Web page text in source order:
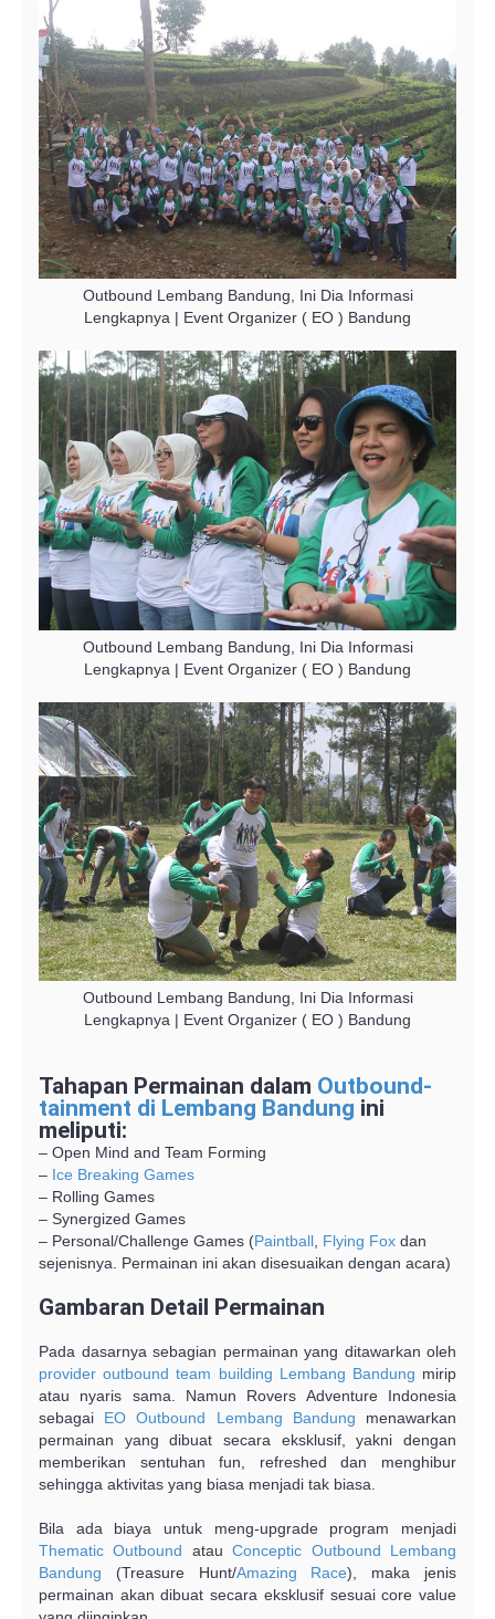
Outbound Lembang Bandung, Ini Dia Informasi
Lengkapnya | Event Organizer ( EO ) Bandung
Outbound Lembang Bandung, Ini Dia Informasi
Lengkapnya | Event Organizer ( EO ) Bandung
Outbound Lembang Bandung, Ini Dia Informasi
Lengkapnya | Event Organizer ( EO ) Bandung
Tahapan Permainan dalam Outbound-
tainment di Lembang Bandung ini
meliputi:
– Open Mind and Team Forming
– Ice Breaking Games
– Rolling Games
– Synergized Games
– Personal/Challenge Games (Paintball Flying Fox dan
sejenisnya. Permainan ini akan disesuaikan dengan acara)
Gambaran Detail Permainan
Pada dasarnya sebagian permainan yang ditawarkan oleh
provider outbound team building Lembang Bandung mirip
atau nyaris sama. Namun Rovers Adventure Indonesia
sebagai EO Outbound Lembang Bandung menawarkan
permainan yang dibuat secara eksklusif, yakni dengan
memberikan sentuhan fun, refreshed dan menghibur
sehingga aktivitas yang biasa menjadi tak biasa.
Bila ada biaya untuk meng-upgrade program menjadi
Thematic Outbound atauConceptic Outbound Lembang
Bandung (Treasure Hunt/Amazing Race), maka jenis
permainan akan dibuat secara eksklusif sesuai core value